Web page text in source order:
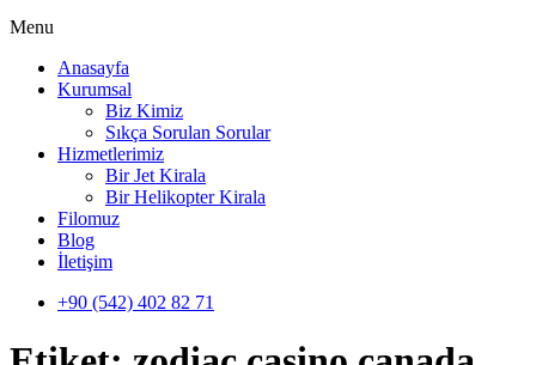
Menu
Anasayfa
Kurumsal
Biz Kimiz
Sıkça Sorulan Sorular
Hizmetlerimiz
Bir Jet Kirala
Bir Helikopter Kirala
Filomuz
Blog
İletişim
+90 (542) 402 82 71